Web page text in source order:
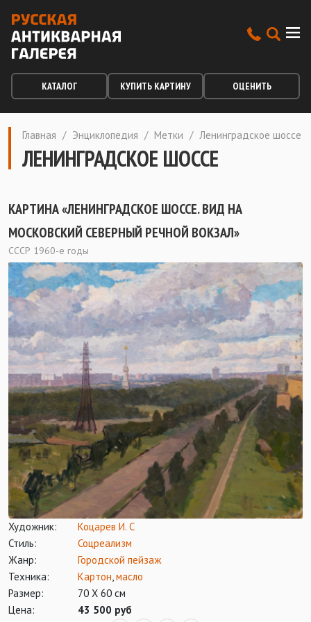
КАТАЛОГ КУПИТЬ КАРТИНУ ОЦЕНИТЬ
Главная / Энциклопедия / Метки / Ленинградское шоссе
ЛЕНИНГРАДСКОЕ ШОССЕ
КАРТИНА «ЛЕНИНГРАДСКОЕ ШОССЕ. ВИД НА
МОСКОВСКИЙ СЕВЕРНЫЙ РЕЧНОЙ ВОКЗАЛ»
СССР 1960-е годы
Художник:
Коцарев И. С
Стиль:
Соцреализм
Жанр:
Городской пейзаж
Техника:
Картон,масло
Размер:
70 Х 60 см
Цена:
43 500 руб